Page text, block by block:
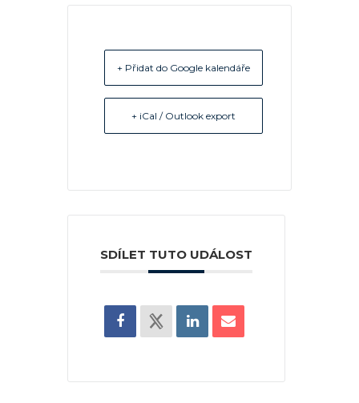
+ Přidat do Google kalendáře
+ iCal / Outlook export
SDÍLET TUTO UDÁLOST